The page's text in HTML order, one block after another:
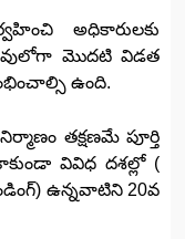
అధికారులకు
మొదటి విడత
ఉంది.
తక్షణమే పూర్తి
వివిధ దశల్లో (
ఉన్నవాటిని 20వ